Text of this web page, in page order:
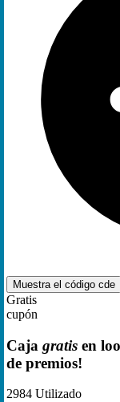
Muestra el código cde
Gratis
cupón
Caja gratis en
de premios!
2984 Utilizado